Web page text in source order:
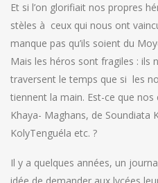
Et si l’on glorifiait nos propres
stèles à ceux qui nous ont
manque pas qu’ils soient du
Mais les héros sont fragiles : ils
traversent le temps que si les
tiennent la main. Est-ce que
Khaya- Maghans, de Soundiata
KolyTenguéla etc. ?
Il y a quelques années, un